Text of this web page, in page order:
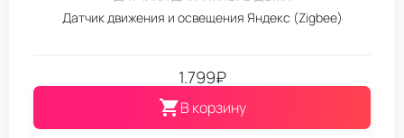
Датчик движения и освещения Яндекс (Zigbee)
1.799₽
В корзину